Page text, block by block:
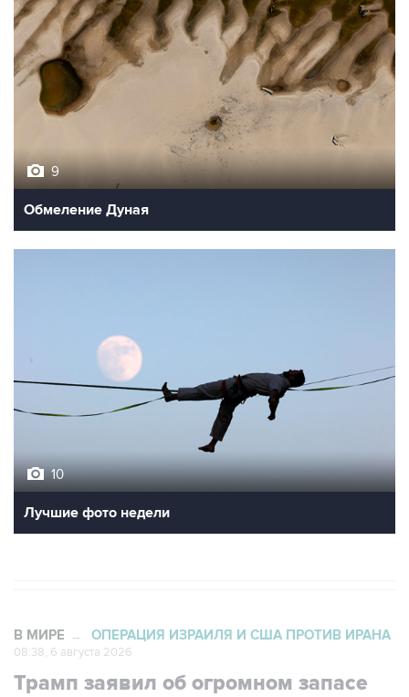
9
Обмеление Дуная
10
Лучшие фото недели
В МИРЕ → ОПЕРАЦИЯ ИЗРАИЛЯ И США ПРОТИВ ИРАНА
08:38, 6 августа 2026
Трамп заявил об огромном запасе